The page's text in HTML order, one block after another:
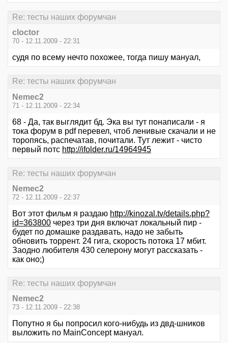
Re: тесты наших форумчан
cloctor
70 - 12.11.2009 - 22:31
судя по всему нечто похожее, тогда пишу мануал,
Re: тесты наших форумчан
Nemec2
71 - 12.11.2009 - 22:34
68 - Да, так выглядит бд. Эка вы тут понаписали - я
тока форум в pdf перевел, чтоб ленивые скачали и не
торопясь, распечатав, почитали. Тут лежит - чисто
первый потс http://ifolder.ru/14964945
Re: тесты наших форумчан
Nemec2
72 - 12.11.2009 - 22:37
Вот этот фильм я раздаю http://kinozal.tv/details.php?
id=363800 через три дня включат локальный пир -
будет по домашке раздавать, надо не забыть
обновить торрент. 24 гига, скорость потока 17 мбит.
Заодно любителя 430 селерону могут рассказать -
как оно;)
Re: тесты наших форумчан
Nemec2
73 - 12.11.2009 - 22:38
Попутно я бы попросил кого-нибудь из двд-шников
выложить по MainConcept мануал.